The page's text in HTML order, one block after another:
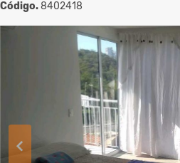
Código.8402418